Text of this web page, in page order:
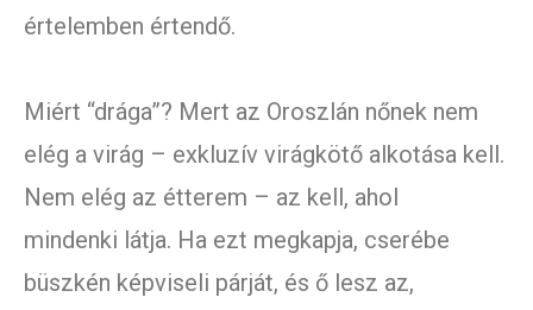
értelemben értendő.
Miért “drága”? Mert az Oroszlán nőnek nem
elég a virág – exkluzív virágkötő alkotása kell.
Nem elég az étterem – az kell, ahol
mindenki látja. Ha ezt megkapja, cserébe
büszkén képviseli párját, és ő lesz az,